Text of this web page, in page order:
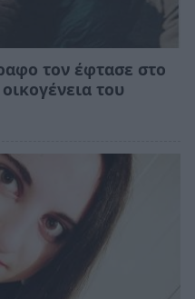
τον έφτασε στο
του